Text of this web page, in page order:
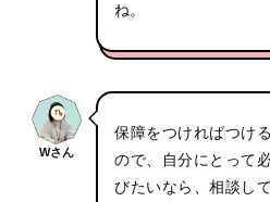
ね。
Wさん
保障をつければつけ
ので、自分にとって
びたいなら、相談し